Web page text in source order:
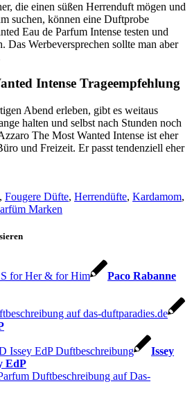
die einen süßen Herrenduft mögen und
suchen, können eine Duftprobe
Eau de Parfum Intense testen und
Das Werbeversprechen sollte man aber
Intense Trageempfehlung
Abend erleben, gibt es weitaus
halten und selbst nach Stunden noch
The Most Wanted Intense ist eher
und Freizeit. Er passt tendenziell eher
, Fougere Düfte, Herrendüfte, Kardamom,
Marken
Paco Rabanne
Issey
EdP